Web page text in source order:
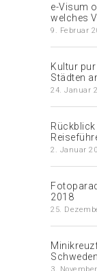
e-Visum
welches
9. Februar
Kultur
Städten
24. Januar
Rückblick
2. Januar
2018
25.